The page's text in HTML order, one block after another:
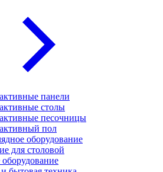
панели
столы
песочницы
пол
оборудование
для столовой